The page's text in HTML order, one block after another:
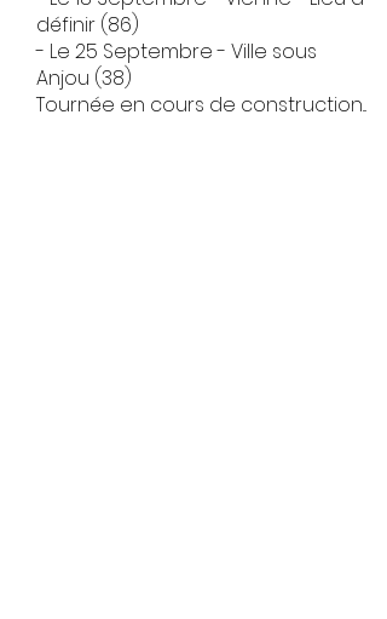
définir (86)
- Le 25 Septembre - Ville sous
Anjou (38)
Tournée en cours de construction...